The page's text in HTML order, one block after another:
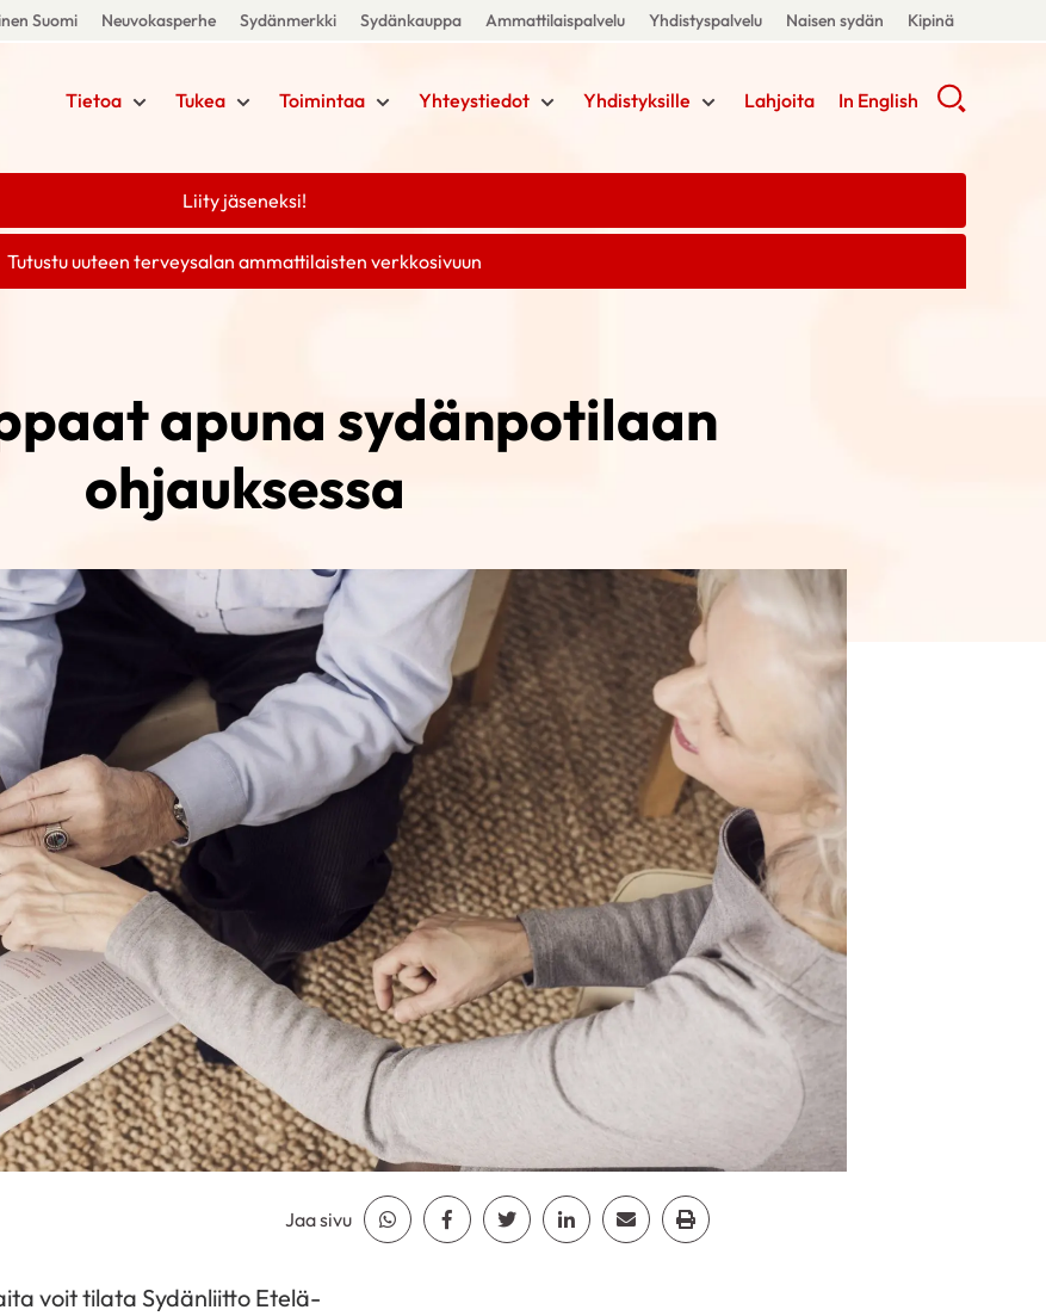
Suomi Neuvokasperhe Sydänmerkki Sydänkauppa Ammattilaispalvelu Yhdistyspalvelu Naisen sydän Kipinä
Tietoa Tukea Toimintaa Yhteystiedot Yhdistyksille Lahjoita In English
Liity jäseneksi!
Tutustu uuteen terveysalan ammattilaisten verkkosivuun
apuna sydänpotilaan
ohjauksessa
Jaa sivu Jaa Whatsapp
Jaa Facebook
Jaa TwitterJaa LinkedinJaa EmailJaa Print
voittilata Sydänliitto Etelä-